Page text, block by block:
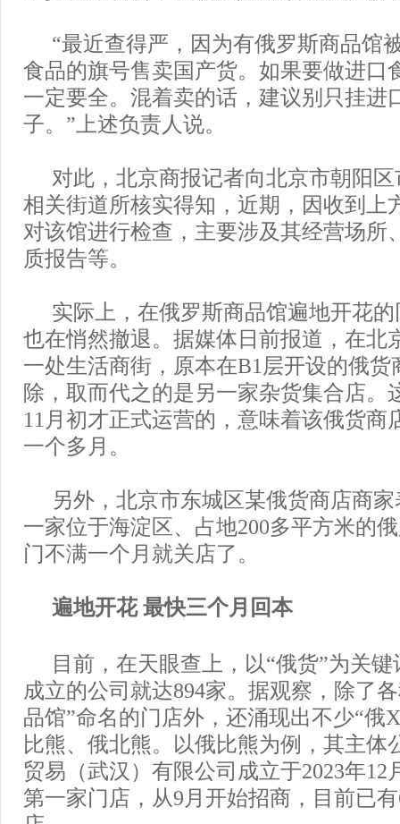
“最近查得严，因为有俄罗斯商品馆
食品的旗号售卖国产货。如果要做进口
一定要全。混着卖的话，建议别只挂进
子。”上述负责人说。
对此，北京商报记者向北京市朝阳
相关街道所核实得知，近期，因收到上
对该馆进行检查，主要涉及其经营场所
质报告等。
实际上，在俄罗斯商品馆遍地开花
也在悄然撤退。据媒体日前报道，在北
一处生活商街，原本在B1层开设的俄货
除，取而代之的是另一家杂货集合店。
11月初才正式运营的，意味着该俄货商
一个多月。
另外，北京市东城区某俄货商店商
一家位于海淀区、占地200多平方米的
门不满一个月就关店了。
遍地开花 最快三个月回本
目前，在天眼查上，以“俄货”为关
成立的公司就达894家。据观察，除了
品馆”命名的门店外，还涌现出不少“俄
比熊、俄北熊。以俄比熊为例，其主体
贸易（武汉）有限公司成立于2023年12
第一家门店，从9月开始招商，目前已